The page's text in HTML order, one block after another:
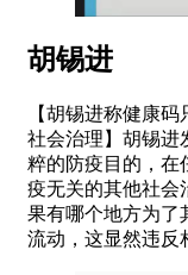
胡锡进
【胡锡进称健康
社会治理】胡锡进
粹的防疫目的，在
疫无关的其他社会
果有哪个地方为了
流动，这显然违反